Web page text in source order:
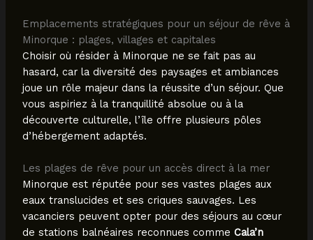
Emplacements stratégiques pour un séjour de rêve à
Minorque : plages, villages et capitales
Choisir où résider à Minorque ne se fait pas au
hasard, car la diversité des paysages et ambiances
joue un rôle majeur dans la réussite d’un séjour. Que
vous aspiriez à la tranquillité absolue ou à la
découverte culturelle, l’île offre plusieurs pôles
d’hébergement adaptés.
Les plages de rêve pour un accès direct à la mer
Minorque est réputée pour ses vastes plages aux
eaux translucides et ses criques sauvages. Les
vacanciers peuvent opter pour des séjours au cœur
de stations balnéaires reconnues comme Cala’n